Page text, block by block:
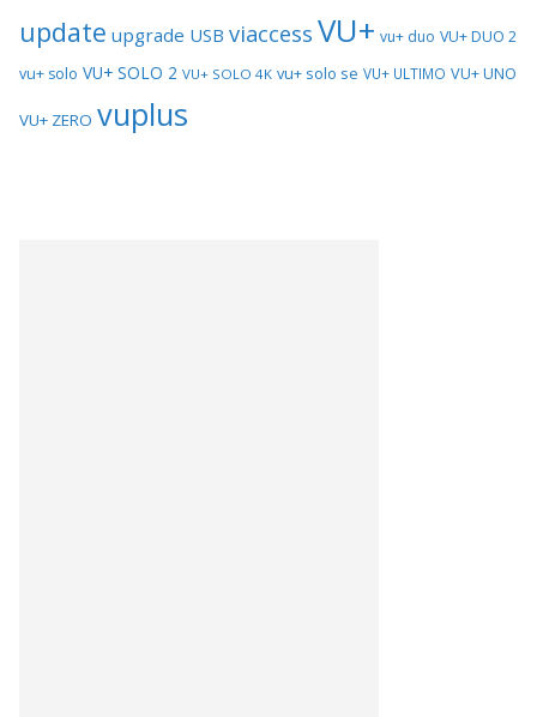
update upgrade USB viaccess VU+ vu+ duo VU+ DUO 2
vu+ solo VU+ SOLO 2 VU+ SOLO 4K vu+ solo se VU+ ULTIMO VU+ UNO
VU+ ZERO vuplus